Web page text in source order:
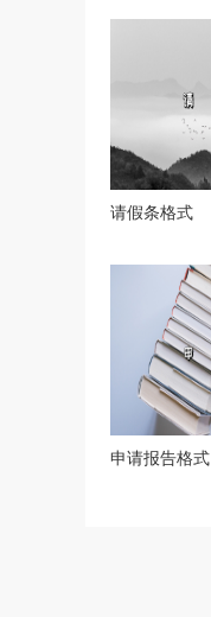
请假条格式
申请报告格式